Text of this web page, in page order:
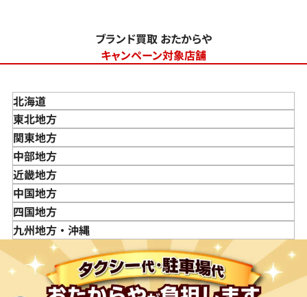
ブランド買取 おたからや
キャンペーン対象店舗
北海道
東北地方
青森県
岩手県
宮城県
秋田県
山形県
福島県
関東地方
東京都
神奈川県
埼玉県
千葉県
茨城県
栃木県
群馬県
中部地方
新潟県
富山県
石川県
山梨県
長野県
岐阜県
静岡県
近畿地方
三重県
滋賀県
京都府
兵庫県
奈良県
中国地方
鳥取県
島根県
広島県
山口県
四国地方
徳島県
愛媛県
九州地方・沖縄
佐賀県
長崎県